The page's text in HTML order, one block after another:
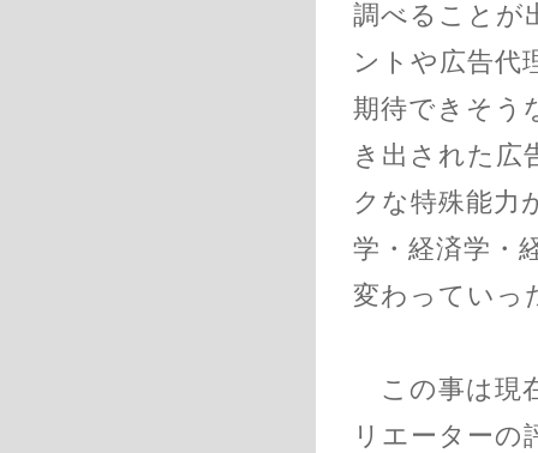
調べることが
ントや広告代
期待できそう
き出された広
クな特殊能力
学・経済学・
変わっていっ
この事は現
リエーターの